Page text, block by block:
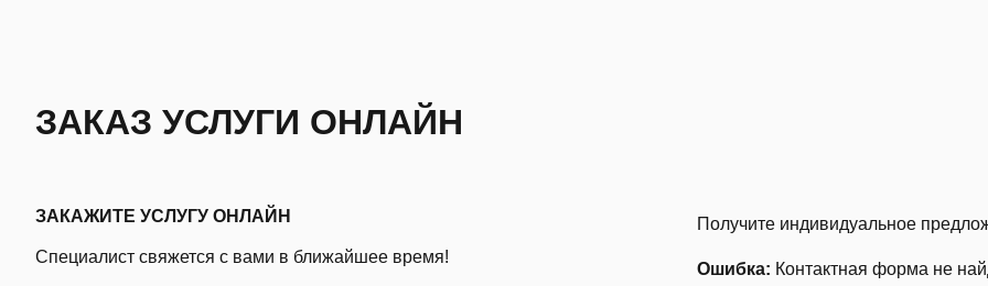
ЗАКАЗ УСЛУГИ ОНЛАЙН
ЗАКАЖИТЕ УСЛУГУ ОНЛАЙН
Специалист свяжется с вами в ближайшее время!
Получите индивидуальное
Ошибка: Контактная форма не